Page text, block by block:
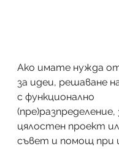
Ако имате нужда
за идеи, решаване
с функционално
(пре)разпределение,
цялостен проект
съвет и помощ при